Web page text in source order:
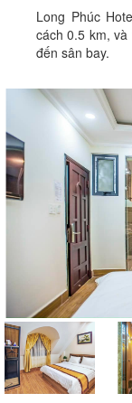
Long Phúc
cách 0.5 km,
đến sân bay.